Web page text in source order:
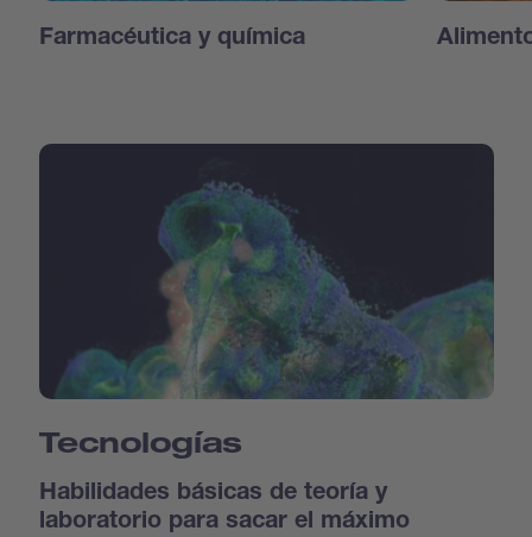
Farmacéutica y química
Tecnologías
Habilidades básicas de teoría y
laboratorio para sacar el máximo